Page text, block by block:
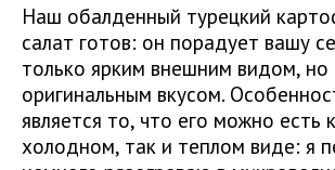
Наш обалденный турецкий
салат готов: он порадует вашу
только ярким внешним видом, но
оригинальным вкусом.
является то, что его можно есть
холодном, так и теплом виде: я